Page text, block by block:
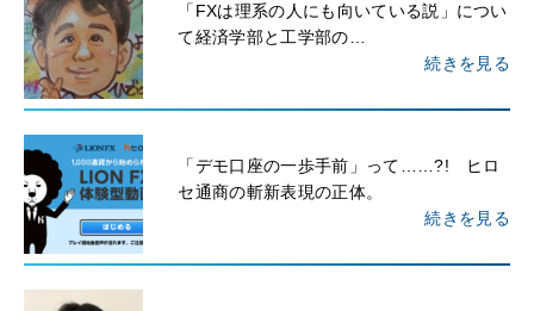
「FXは理系の人にも向いている説」につい
て経済学部と工学部の…
続きを見る
「デモ口座の一歩手前」って……?! ヒロ
セ通商の斬新表現の正体。
続きを見る